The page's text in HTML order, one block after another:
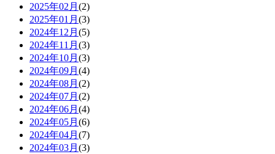
2025年02月 (2)
2025年01月 (3)
2024年12月 (5)
2024年11月 (3)
2024年10月 (3)
2024年09月 (4)
2024年08月 (2)
2024年07月 (2)
2024年06月 (4)
2024年05月 (6)
2024年04月 (7)
2024年03月 (3)